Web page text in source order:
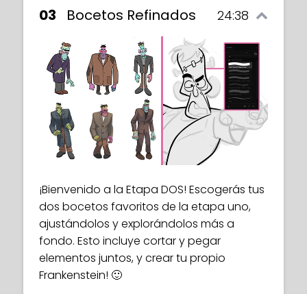
03 Bocetos Refinados 24:38
¡Bienvenido a la Etapa DOS! Escogerás tus
dos bocetos favoritos de la etapa uno,
ajustándolos y explorándolos más a
fondo. Esto incluye cortar y pegar
elementos juntos, y crear tu propio
Frankenstein! 🙂